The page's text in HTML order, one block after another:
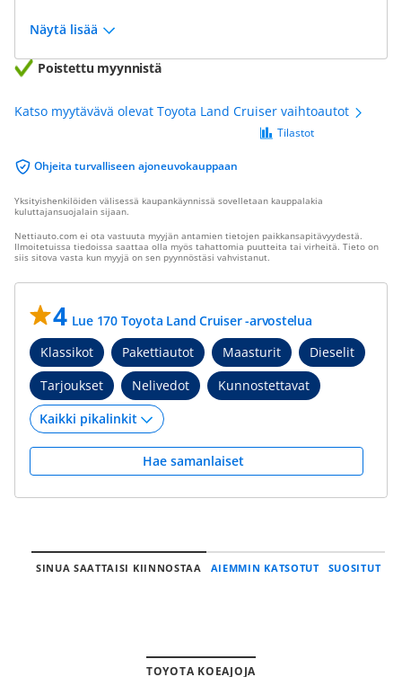
Näytä lisää
Poistettu myynnistä
Katso myytävävä olevat Toyota Land Cruiser vaihtoautot
Ohjeita turvalliseen ajoneuvokauppaan
Tilastot
Yksityishenkilöiden välisessä kaupankäynnissä sovelletaan kauppalakia
kuluttajansuojalain sijaan.
Nettiauto.com ei ota vastuuta myyjän antamien tietojen paikkansapitävyydestä.
Ilmoitetuissa tiedoissa saattaa olla myös tahattomia puutteita tai virheitä. Tieto on
siis sitova vasta kun myyjä on sen pyynnöstäsi vahvistanut.
4 Lue 170 Toyota Land Cruiser -arvostelua
Klassikot
Pakettiautot Maasturit
Dieselit
Tarjoukset
Nelivedot Kunnostettavat
Hae samanlaiset
SINUA SAATTAISI KIINNOSTAA AIEMMIN KATSOTUT SUOSITUT
TOYOTA KOEAJOJA